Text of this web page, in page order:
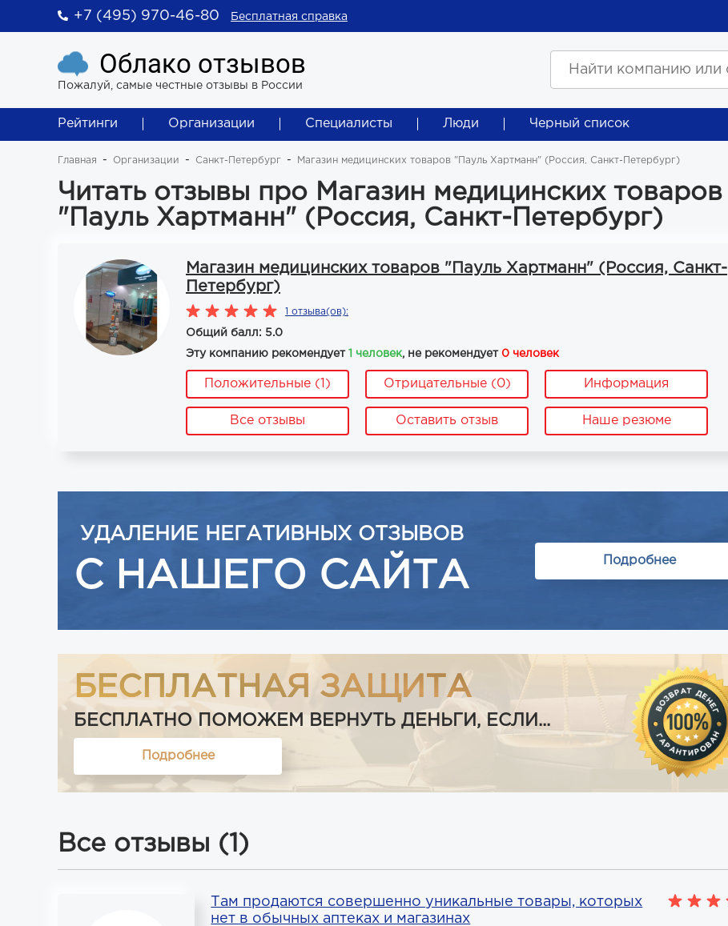
+7 (495) 970-46-80 Бесплатная справка
Облако отзывов
Пожалуй, самые честные отзывы в России
Рейтинги Организации Специалисты Люди Черный список
Главная Организации Санкт-Петербург Магазин медицинских товаров "Пауль Хартманн" (Россия, Санкт-Петербург)
Читать отзывы про Магазин медицинских товаров
"Пауль Хартманн" (Россия, Санкт-Петербург)
Магазин медицинских товаров "Пауль Хартманн" (Россия, Санкт-
Петербург)
1 отзыва(ов):
Общий балл: 5.0
Эту компанию рекомендует 1 человек, не рекомендует 0 человек
Положительные (1) Отрицательные (0) Информация
Все отзывы Оставить отзыв Наше резюме
УДАЛЕНИЕ НЕГАТИВНЫХ ОТЗЫВОВ
С НАШЕГО САЙТА Подробнее
БЕСПЛАТНАЯ ЗАЩИТА
БЕСПЛАТНО ПОМОЖЕМ ВЕРНУТЬ ДЕНЬГИ, ЕСЛИ...
Подробнее
Все отзывы (1)
Там продаются совершенно уникальные товары, которых
нет в обычных аптеках и магазинах